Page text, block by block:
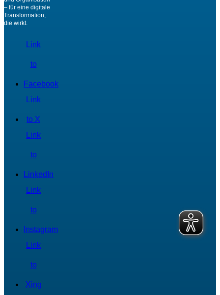
– für eine digitale
Transformation,
die wirkt.
Link
to
Facebook
Link
to X
Link
to
LinkedIn
Link
to
Instagram
Link
to
Xing